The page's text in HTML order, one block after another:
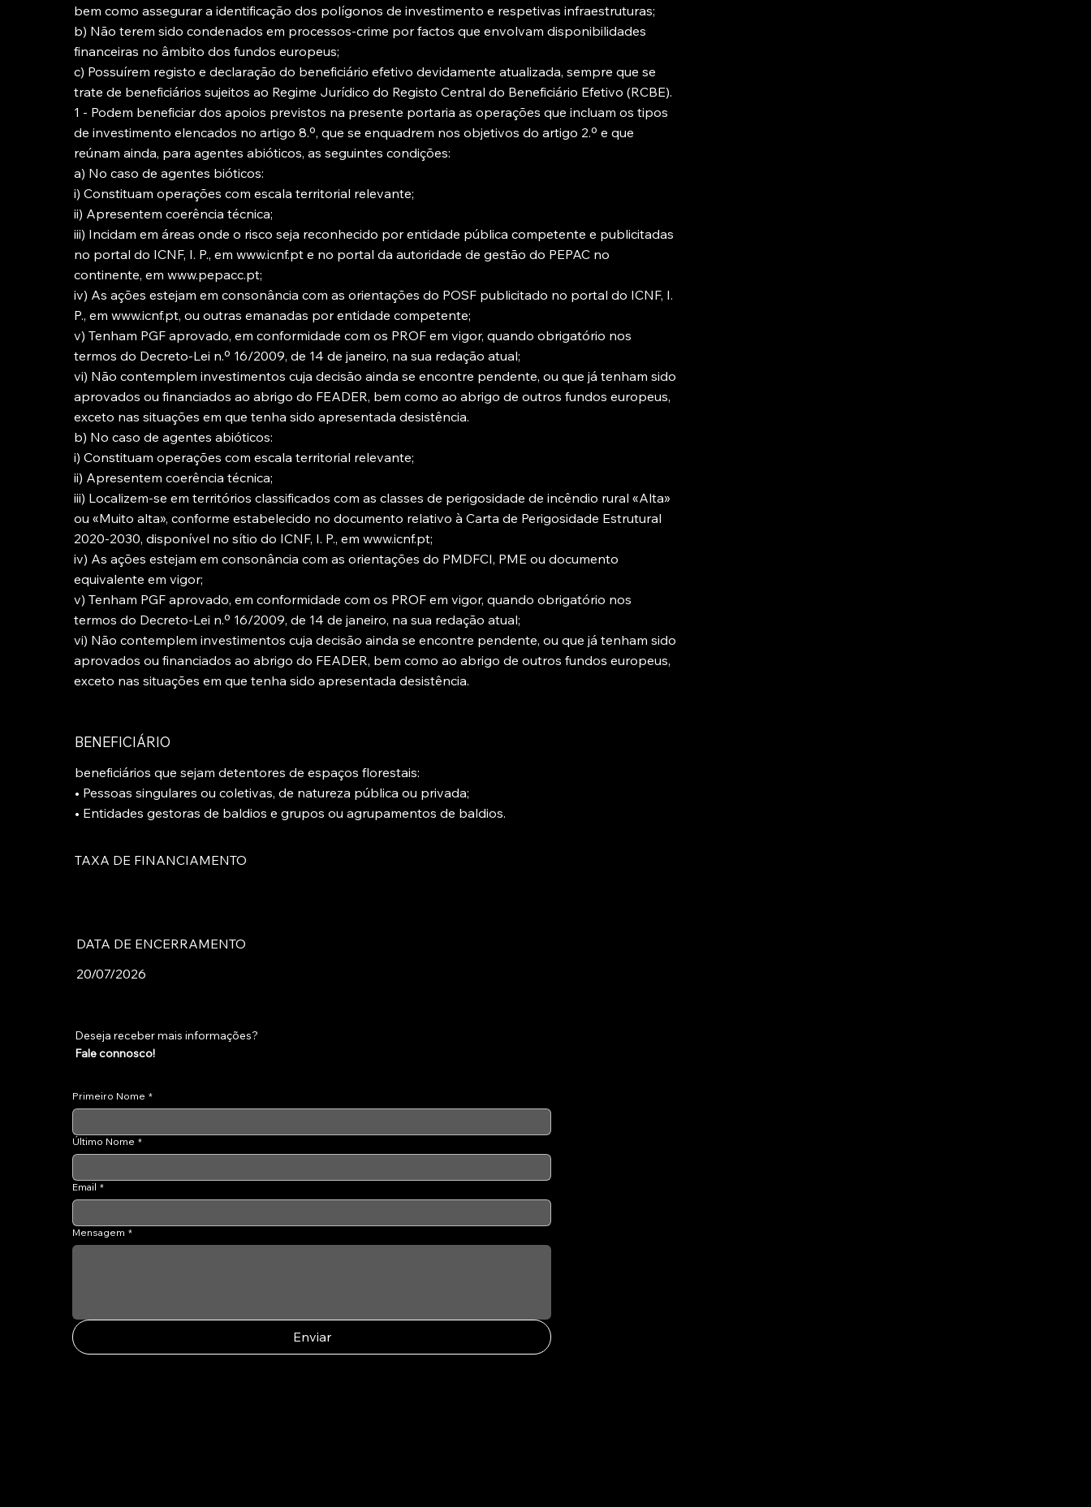
bem como assegurar a identificação dos polígonos de investimento e respetivas infraestruturas;
b) Não terem sido condenados em processos-crime por factos que envolvam disponibilidades
financeiras no âmbito dos fundos europeus;
c) Possuírem registo e declaração do beneficiário efetivo devidamente atualizada, sempre que se
trate de beneficiários sujeitos ao Regime Jurídico do Registo Central do Beneficiário Efetivo (RCBE).
1 - Podem beneficiar dos apoios previstos na presente portaria as operações que incluam os tipos
de investimento elencados no artigo 8.º, que se enquadrem nos objetivos do artigo 2.º e que
reúnam ainda, para agentes abióticos, as seguintes condições:
a) No caso de agentes bióticos:
i) Constituam operações com escala territorial relevante;
ii) Apresentem coerência técnica;
iii) Incidam em áreas onde o risco seja reconhecido por entidade pública competente e publicitadas
no portal do ICNF, I. P., emwww.icnf.pt e no portal da autoridade de gestão do PEPAC no
continente, emwww.pepacc.pt;
iv) As ações estejam em consonância com as orientações do POSF publicitado no portal do ICNF, I.
P., emwww.icnf.pt, ou outras emanadas por entidade competente;
v) Tenham PGF aprovado, em conformidade com os PROF em vigor, quando obrigatório nos
termos do Decreto-Lei n.º 16/2009, de 14 de janeiro, na sua redação atual;
vi) Não contemplem investimentos cuja decisão ainda se encontre pendente, ou que já tenham sido
aprovados ou financiados ao abrigo do FEADER, bem como ao abrigo de outros fundos europeus,
exceto nas situações em que tenha sido apresentada desistência.
b) No caso de agentes abióticos:
i) Constituam operações com escala territorial relevante;
ii) Apresentem coerência técnica;
iii) Localizem-se em territórios classificados com as classes de perigosidade de incêndio rural «Alta»
ou «Muito alta», conforme estabelecido no documento relativo à Carta de Perigosidade Estrutural
2020-2030, disponível no sítio do ICNF, I. P., emwww.icnf.pt;
iv) As ações estejam em consonância com as orientações do PMDFCI, PME ou documento
equivalente em vigor;
v) Tenham PGF aprovado, em conformidade com os PROF em vigor, quando obrigatório nos
termos do Decreto-Lei n.º 16/2009, de 14 de janeiro, na sua redação atual;
vi) Não contemplem investimentos cuja decisão ainda se encontre pendente, ou que já tenham sido
aprovados ou financiados ao abrigo do FEADER, bem como ao abrigo de outros fundos europeus,
exceto nas situações em que tenha sido apresentada desistência.
BENEFICIÁRIO
beneficiários que sejam detentores de espaços florestais:
• Pessoas singulares ou coletivas, de natureza pública ou privada;
• Entidades gestoras de baldios e grupos ou agrupamentos de baldios.
TAXA DE FINANCIAMENTO
DATA DE ENCERRAMENTO
20/07/2026
Deseja receber mais informações?
Fale connosco!
Primeiro Nome *
Último Nome *
Email *
Mensagem *
Enviar